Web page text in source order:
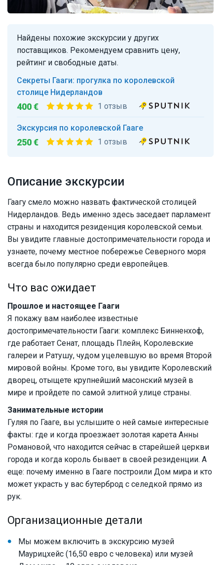
Описание экскурсии
Гаагу смело можно назвать фактической столицей
Нидерландов. Ведь именно здесь заседает парламент
страны и находится резиденция королевской семьи.
Вы увидите главные достопримечательности города и
узнаете, почему местное побережье Северного моря
всегда было популярно среди европейцев.
Что вас ожидает
Прошлое и настоящее Гааги
Я покажу вам наиболее известные
достопримечательности Гааги: комплекс Бинненхоф,
где работает Сенат, площадь Плейн, Королевские
галереи и Ратушу, чудом уцелевшую во время Второй
мировой войны. Кроме того, вы увидите Королевский
дворец, отыщете крупнейший масонский музей в
мире и пройдете по самой элитной улице страны.
Занимательные истории
Гуляя по Гааге, вы услышите о ней самые интересные
факты: где и когда проезжает золотая карета Анны
Романовой, что находится сейчас в старейшей церкви
города и когда король бывает в своей резиденции. А
еще: почему именно в Гааге построили Дом мира и кто
может украсть у вас бутерброд с селедкой прямо из
рук.
Организационные детали
Мы можем включить в экскурсию музей
Маурицхейс (16,50 евро с человека) или музей
Найдены похожие экскурсии у других
поставщиков. Рекомендуем сравнить цену,
рейтинг и свободные даты.
Секреты Гааги: прогулка по королевской
столице Нидерландов
400 € 1 отзыв
Экскурсия по королевской Гааге
250 € 1 отзыв